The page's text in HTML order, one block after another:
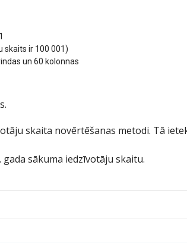
1
skaits ir 100 001)
un 60 kolonnas
skaita novērtēšanas metodi. Tā
sākuma iedzīvotāju skaitu.